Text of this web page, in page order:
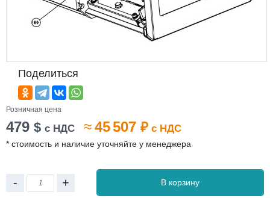
Поделиться
Розничная цена
479 $ с НДС ≈45 507 ₽ с НДС
* стоимость и наличие уточняйте у менеджера
- + В корзину